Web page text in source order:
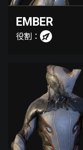
EMBER
役割：